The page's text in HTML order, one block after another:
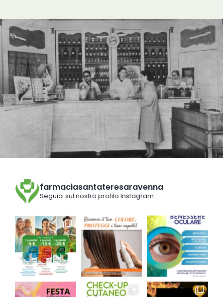
farmaciasantateresaravenna
Seguici sul nostro profilo Instagram.